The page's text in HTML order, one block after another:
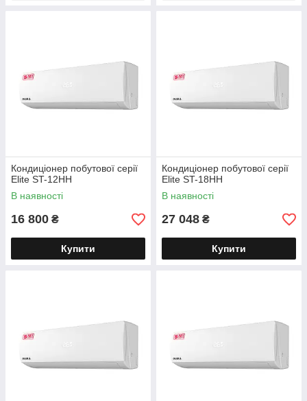
Кондиціонер побутової серії
Elite ST-12HH
В наявності
16 800 ₴
Купити
Кондиціонер побутової серії
Elite ST-18HH
В наявності
27 048 ₴
Купити